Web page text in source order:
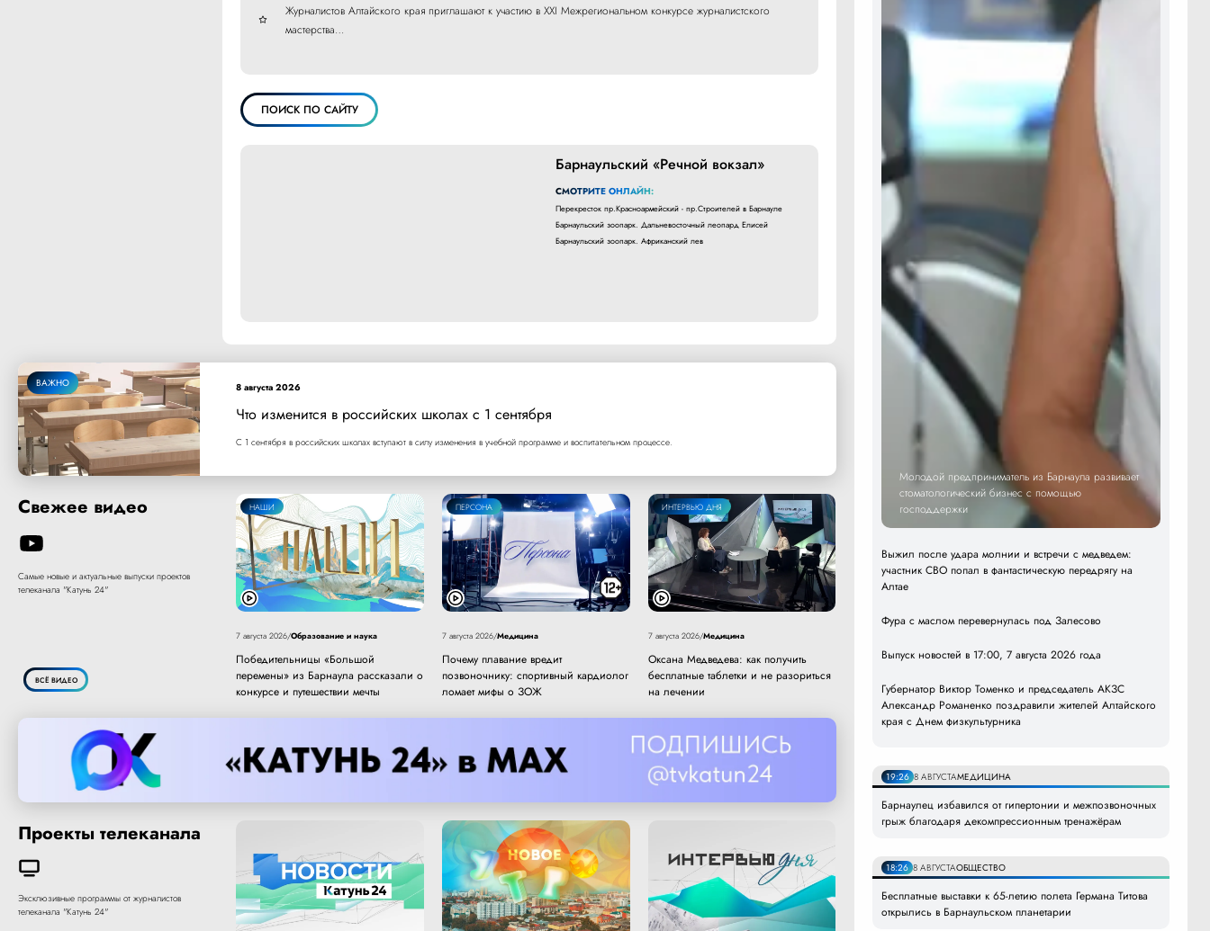
Журналистов Алтайского края приглашают к участию в XXI Межрегиональном конкурсе журналистского
мастерства…
ПОИСК ПО САЙТУ
Барнаульский «Речной вокзал»
СМОТРИТЕ ОНЛАЙН:
Перекресток пр.Красноармейский - пр.Строителей в Барнауле
Барнаульский зоопарк. Дальневосточный леопард Елисей
Барнаульский зоопарк. Африканский лев
ВАЖНО 8 августа 2026
Что изменится в российских школах с 1 сентября
С 1 сентября в российских школах вступают в силу изменения в учебной программе и воспитательном процессе.
Свежее видео
Самые новые и актуальные выпуски проектов
телеканала "Катунь 24"
ВСЁ ВИДЕО
НАШИ
7 августа 2026/Образование и наука
Победительницы «Большой
перемены» из Барнаула рассказали о
конкурсе и путешествии мечты
ПЕРСОНА
7 августа 2026/Медицина
Почему плавание вредит
позвоночнику: спортивный кардиолог
ломает мифы о ЗОЖ
ИНТЕРВЬЮ ДНЯ
7 августа 2026/Медицина
Оксана Медведева: как получить
бесплатные таблетки и не разориться
на лечении
Проекты телеканала
Эксклюзивные программы от журналистов
телеканала "Катунь 24"
Молодой предприниматель из Барнаула развивает
стоматологический бизнес с помощью
господдержки
Выжил после удара молнии и встречи с медведем:
участник СВО попал в фантастическую передрягу на
Алтае
Фура с маслом перевернулась под Залесово
Выпуск новостей в 17:00, 7 августа 2026 года
Губернатор Виктор Томенко и председатель АКЗС
Александр Романенко поздравили жителей Алтайского
края с Днем физкультурника
19:26 8 АВГУСТАМЕДИЦИНА
Барнаулец избавился от гипертонии и межпозвоночных
грыж благодаря декомпрессионным тренажёрам
18:26 8 АВГУСТАОБЩЕСТВО
Бесплатные выставки к 65-летию полета Германа Титова
открылись в Барнаульском планетарии